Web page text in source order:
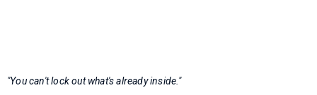
"You can't lock out what's already inside."